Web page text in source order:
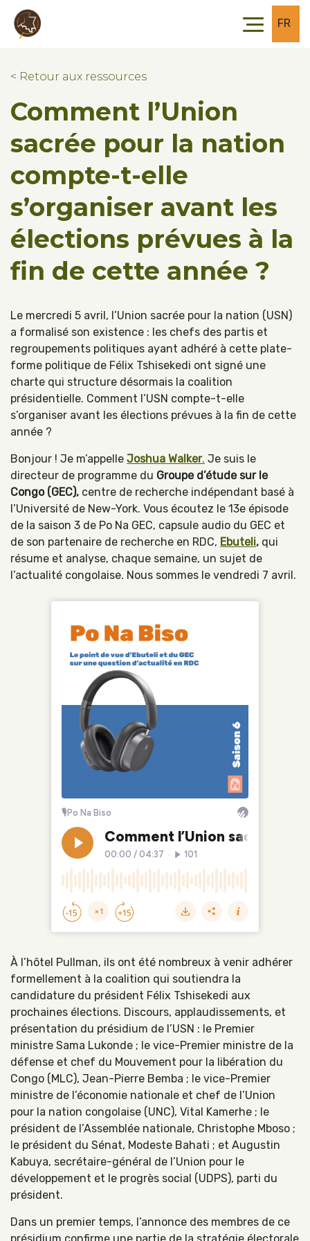
Skip to main content
Skip to footer
FR
< Retour aux ressources
Comment l’Union
sacrée pour la nation
compte-t-elle
s’organiser avant les
élections prévues à la
fin de cette année ?
Le mercredi 5 avril, l’Union sacrée pour la nation (USN)
a formalisé son existence : les chefs des partis et
regroupements politiques ayant adhéré à cette plate-
forme politique de Félix Tshisekedi ont signé une
charte qui structure désormais la coalition
présidentielle. Comment l’USN compte-t-elle
s’organiser avant les élections prévues à la fin de cette
année ?
Bonjour ! Je m’appelle Joshua Walker. Je suis le
directeur de programme du Groupe d’étude sur le
Congo (GEC), centre de recherche indépendant basé à
l’Université de New-York. Vous écoutez le 13e épisode
de la saison 3 de Po Na GEC, capsule audio du GEC et
de son partenaire de recherche en RDC, Ebuteli, qui
résume et analyse, chaque semaine, un sujet de
l’actualité congolaise. Nous sommes le vendredi 7 avril.
À l’hôtel Pullman, ils ont été nombreux à venir adhérer
formellement à la coalition qui soutiendra la
candidature du président Félix Tshisekedi aux
prochaines élections. Discours, applaudissements, et
présentation du présidium de l’USN : le Premier
ministre Sama Lukonde ; le vice-Premier ministre de la
défense et chef du Mouvement pour la libération du
Congo (MLC), Jean-Pierre Bemba ; le vice-Premier
ministre de l’économie nationale et chef de l’Union
pour la nation congolaise (UNC), Vital Kamerhe ; le
président de l’Assemblée nationale, Christophe Mboso ;
le président du Sénat, Modeste Bahati ; et Augustin
Kabuya, secrétaire-général de l’Union pour le
développement et le progrès social (UDPS), parti du
président.
Dans un premier temps, l’annonce des membres de ce